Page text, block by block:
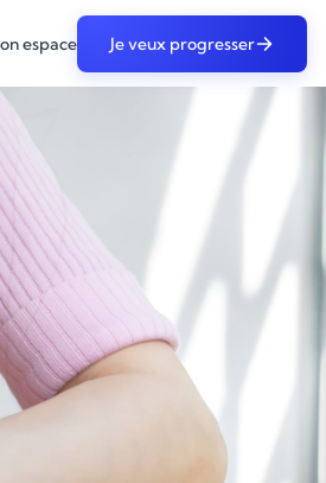
espace Je veux progresser